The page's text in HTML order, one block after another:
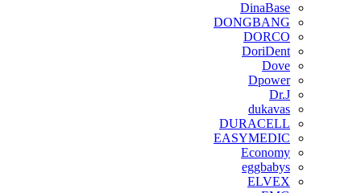
DinaBase
DONGBANG
DORCO
DoriDent
Dove
Dpower
Dr.J
dukavas
DURACELL
EASYMEDIC
Economy
eggbabys
ELVEX